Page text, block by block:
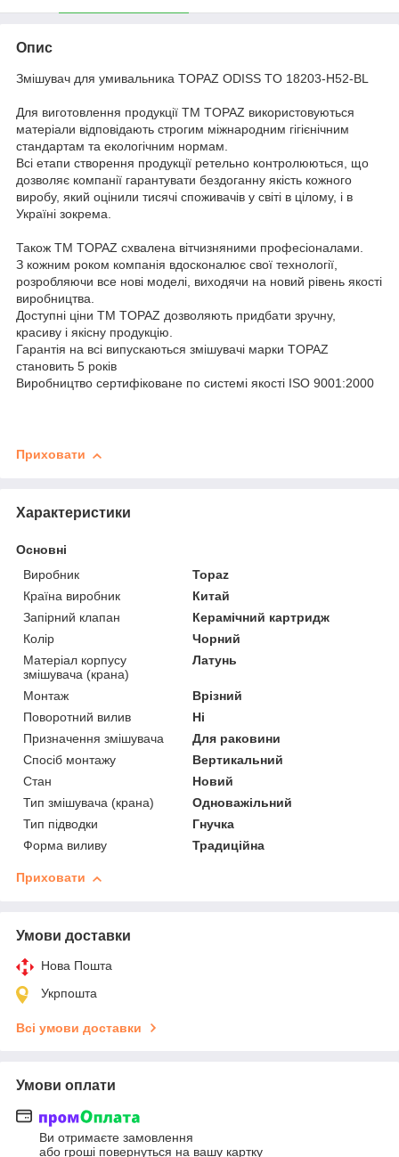
Опис
Змішувач для умивальника TOPAZ ODISS TO 18203-H52-BL
Для виготовлення продукції ТМ TOPAZ використовуються
матеріали відповідають строгим міжнародним гігієнічним
стандартам та екологічним нормам.
Всі етапи створення продукції ретельно контролюються, що
дозволяє компанії гарантувати бездоганну якість кожного
виробу, який оцінили тисячі споживачів у світі в цілому, і в
Україні зокрема.
Також ТМ TOPAZ схвалена вітчизняними професіоналами.
З кожним роком компанія вдосконалює свої технології,
розробляючи все нові моделі, виходячи на новий рівень якості
виробництва.
Доступні ціни ТМ TOPAZ дозволяють придбати зручну,
красиву і якісну продукцію.
Гарантія на всі випускаються змішувачі марки TOPAZ
становить 5 років
Виробництво сертифіковане по системі якості ISO 9001:2000
Приховати
Характеристики
Основні
Виробник
Topaz
Країна виробник
Китай
Запірний клапан
Керамічний картридж
Колір
Чорний
Матеріал корпусу
змішувача (крана)
Латунь
Монтаж
Врізний
Поворотний вилив
Ні
Призначення змішувача
Для раковини
Спосіб монтажу
Вертикальний
Стан
Новий
Тип змішувача (крана)
Одноважільний
Тип підводки
Гнучка
Форма виливу
Традиційна
Приховати
Умови доставки
Нова Пошта
Укрпошта
Всі умови доставки
Умови оплати
Ви отримаєте замовлення
або гроші повернуться на вашу картку